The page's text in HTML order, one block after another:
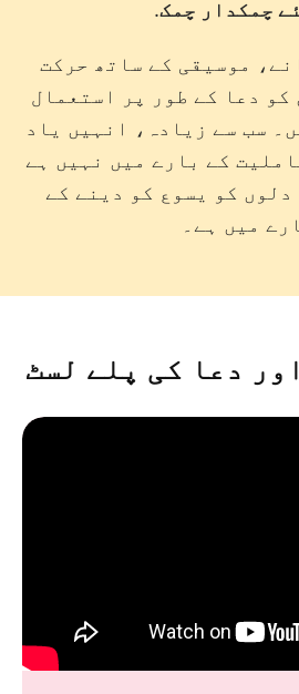
چمکدار چمک.
موسیقی کے ساتھ حرکت
کو دعا کے طور پر استعمال
سب سے زیادہ، انہیں یاد
کے بارے میں نہیں ہے
کو یسوع کو دینے کے
میں ہے۔
دعا کی پلے لسٹ